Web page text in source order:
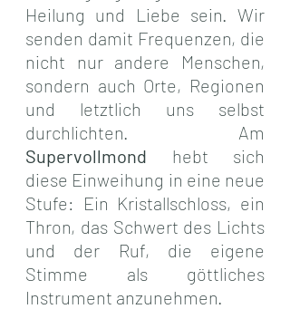
Heilung und Liebe sein. Wir
senden damit Frequenzen, die
nicht nur andere Menschen,
sondern auch Orte, Regionen
und letztlich uns selbst
Supervollmond hebt sich
diese Einweihung in eine neue
Stufe: Ein Kristallschloss, ein
Thron, das Schwert des Lichts
und der Ruf, die eigene
Stimme als göttliches
Instrument anzunehmen.